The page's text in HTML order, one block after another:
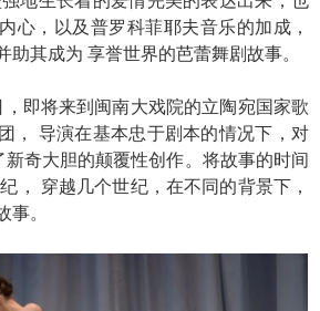
心，以及普罗科菲耶夫音乐的加成，
助其成为 享誉世界的芭蕾舞剧故事。
将来到闽南大戏院的立陶宛国家歌
， 导演在基本忠于剧本的情况下，对
新奇大胆的颠覆性创作。将故事的时间
， 穿越几个世纪，在不同的背景下，
事。